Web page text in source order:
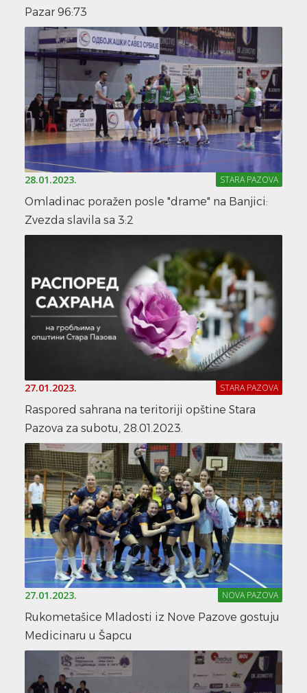
Pazar 96:73
28.01.2023. STARA PAZOVA
Omladinac poražen posle "drame" na Banjici:
Zvezda slavila sa 3:2
27.01.2023. STARA PAZOVA
Raspored sahrana na teritoriji opštine Stara
Pazova za subotu, 28.01.2023.
27.01.2023. NOVA PAZOVA
Rukometašice Mladosti iz Nove Pazove gostuju
Medicinaru u Šapcu